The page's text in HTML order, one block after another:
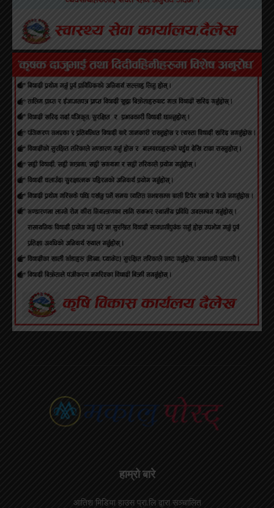
हाम्रो बारे
आतिश मिडिया हाउस प्रा.लि द्वारा सञ्चालित